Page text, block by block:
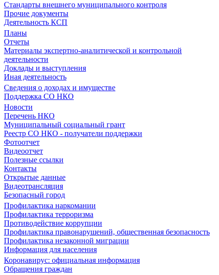
Стандарты внешнего муниципального контроля
Прочие документы
Деятельность КСП
Планы
Отчеты
Материалы экспертно-аналитической и контрольной
деятельности
Доклады и выступления
Иная деятельность
Сведения о доходах и имуществе
Поддержка СО НКО
Новости
Перечень НКО
Муниципальный социальный грант
Реестр СО НКО - получатели поддержки
Фотоотчет
Видеоотчет
Полезные ссылки
Контакты
Открытые данные
Видеотрансляция
Безопасный город
Профилактика наркомании
Профилактика терроризма
Противодействие коррупции
Профилактика правонарушений, общественная безопасность
Профилактика незаконной миграции
Информация для населения
Коронавирус: официальная информация
Обращения граждан